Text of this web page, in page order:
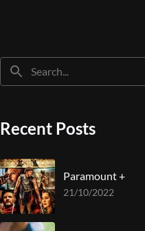
Recent Posts
Paramount +
21/10/2022